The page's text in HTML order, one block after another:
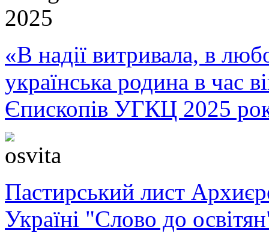
«В надії витривала, в
українська родина в час
Єпископів УГКЦ 2025
Пастирський лист
Україні "Слово до